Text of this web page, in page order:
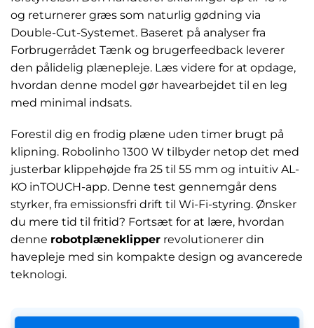
og returnerer græs som naturlig gødning via
Double-Cut-Systemet. Baseret på analyser fra
Forbrugerrådet Tænk og brugerfeedback leverer
den pålidelig plænepleje. Læs videre for at opdage,
hvordan denne model gør havearbejdet til en leg
med minimal indsats.
Forestil dig en frodig plæne uden timer brugt på
klipning. Robolinho 1300 W tilbyder netop det med
justerbar klippehøjde fra 25 til 55 mm og intuitiv AL-
KO inTOUCH-app. Denne test gennemgår dens
styrker, fra emissionsfri drift til Wi-Fi-styring. Ønsker
du mere tid til fritid? Fortsæt for at lære, hvordan
denne robotplæneklipper revolutionerer din
havepleje med sin kompakte design og avancerede
teknologi.